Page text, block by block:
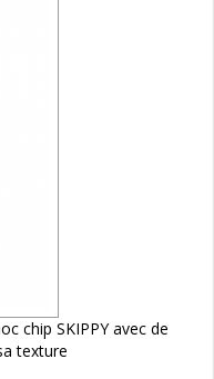
chip SKIPPY avec de
texture